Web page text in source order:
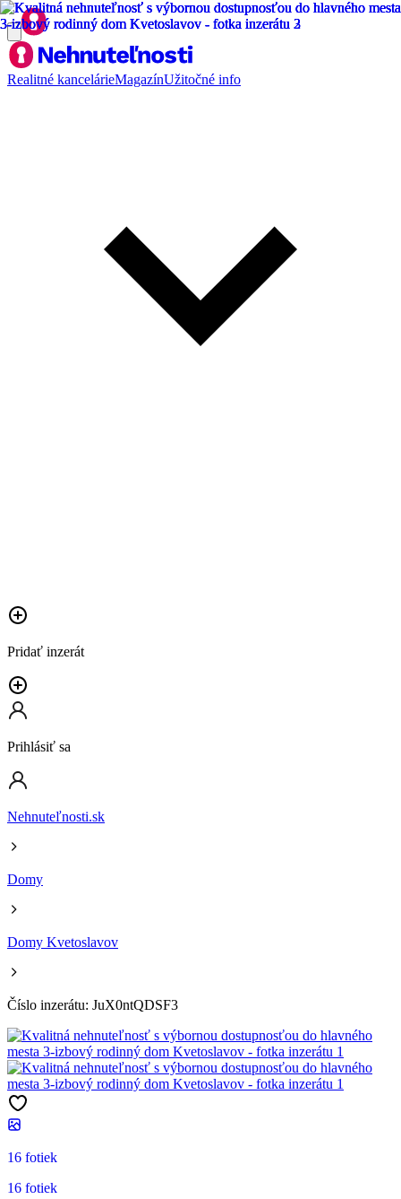
Realitné kancelárieMagazínUžitočné info
Pridať inzerát
Prihlásiť sa
Nehnuteľnosti.sk
Domy
Domy Kvetoslavov
Číslo inzerátu: JuX0ntQDSF3
16 fotiek
16 fotiek